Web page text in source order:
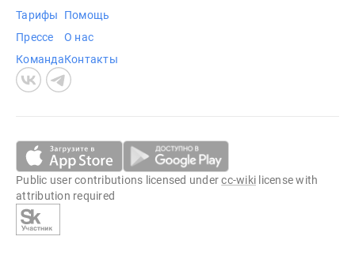
Тарифы
Прессе
Команда
Помощь
О нас
Контакты
Public user contributions licensed undercc-wiki license with
attribution required